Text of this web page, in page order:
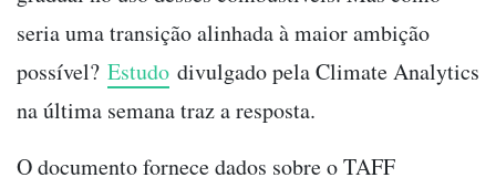
seria uma transição alinhada à maior ambição
possível? Estudo divulgado pela Climate Analytics
na última semana traz a resposta.
O documento fornece dados sobre o TAFF